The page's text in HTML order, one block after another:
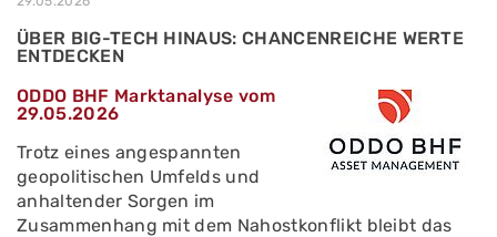
ÜBER BIG-TECH HINAUS: CHANCENREICHE WERTE
ENTDECKEN
ODDO BHF Marktanalyse vom
29.05.2026
Trotz eines angespannten
geopolitischen Umfelds und
anhaltender Sorgen im
Zusammenhang mit dem Nahostkonflikt bleibt das